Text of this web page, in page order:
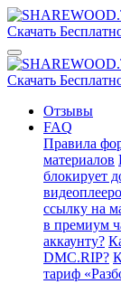
Отзывы
FAQ
Правила
материалов
блокирует
ссылку на
в премиум
аккаунту?
DMC.RIP?
тариф